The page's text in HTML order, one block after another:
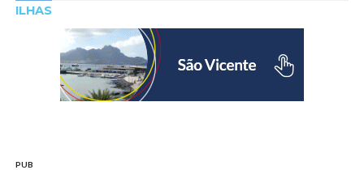
ILHAS
PUB